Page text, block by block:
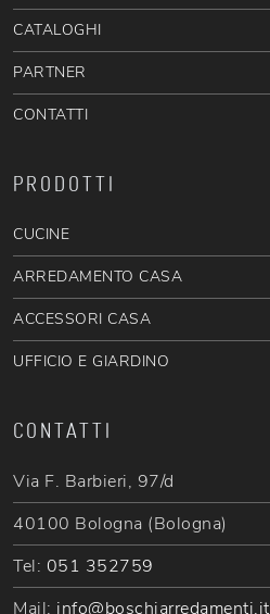
CATALOGHI
PARTNER
CONTATTI
PRODOTTI
CUCINE
ARREDAMENTO CASA
ACCESSORI CASA
UFFICIO E GIARDINO
CONTATTI
Via F. Barbieri, 97/d
40100 Bologna (Bologna)
Tel: 051 352759
Mail: info@boschiarredamenti.it